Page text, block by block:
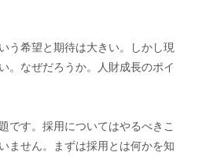
う希望と期待は大きい。しかし現
。なぜだろうか。人財成長のポイ
です。採用についてはやるべきこ
ません。まずは採用とは何かを知